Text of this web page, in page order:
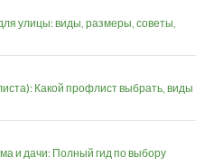
улицы: виды, размеры, советы,
Какой профлист выбрать, виды
и дачи: Полный гид по выбору